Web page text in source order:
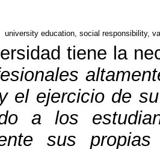
university education, social responsibility,
tiene la
el ejercicio de
a los
sus